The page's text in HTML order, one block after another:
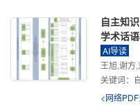
自主知
学术话
AI导读
王旭,谢方
关键词：
<网络